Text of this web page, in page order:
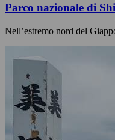
Parco nazionale di
Nell’estremo nord del